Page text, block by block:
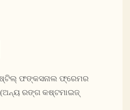
ଷ୍ଟିଲ୍ ଫଙ୍କସନାଲ ଫ୍ରେମର
ରଙ୍ଗ କଷ୍ଟମାଇଜ୍